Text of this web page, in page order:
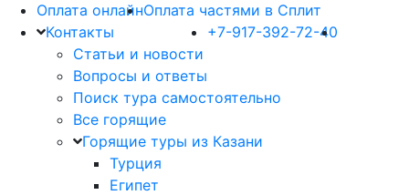
Оплата онлайнОплата частями в Сплит
Контакты
Статьи и новости
Вопросы и ответы
+7-917-392-72-40
Поиск тура самостоятельно
Все горящие
Горящие туры из Казани
Турция
Египет